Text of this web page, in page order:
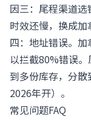
因三：尾程渠道选
时效还慢，换成
四：地址错误。
以拦截80%错误
到多份库存，分散
2026年开）。
常见问题FAQ